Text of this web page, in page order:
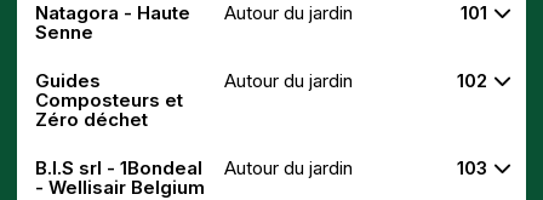
Natagora - Haute
Senne
Autour du jardin 101
Guides
Composteurs et
Zéro déchet
Autour du jardin 102
B.I.S srl - 1Bondeal
- Wellisair Belgium
Autour du jardin 103